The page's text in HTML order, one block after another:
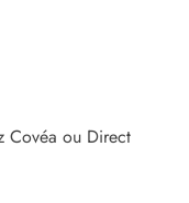
Covéa ou Direct